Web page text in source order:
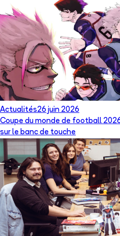
Actualités26 juin 2026
Coupe du monde de football
sur le banc de touche